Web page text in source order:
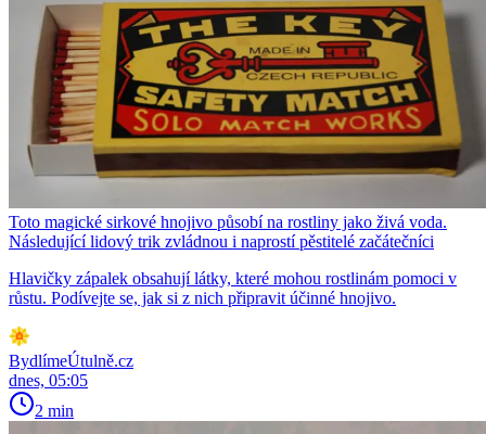
Toto magické sirkové hnojivo působí na rostliny jako živá voda.
Následující lidový trik zvládnou i naprostí pěstitelé začátečníci
Hlavičky zápalek obsahují látky, které mohou rostlinám pomoci v
růstu. Podívejte se, jak si z nich připravit účinné hnojivo.
BydlímeÚtulně.cz
dnes, 05:05
2 min